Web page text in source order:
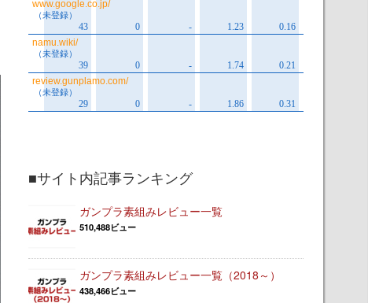
■サイト内記事ランキング
ガンプラ素組みレビュー一覧
510,488ビュー
ガンプラ素組みレビュー一覧（2018～）
438,466ビュー